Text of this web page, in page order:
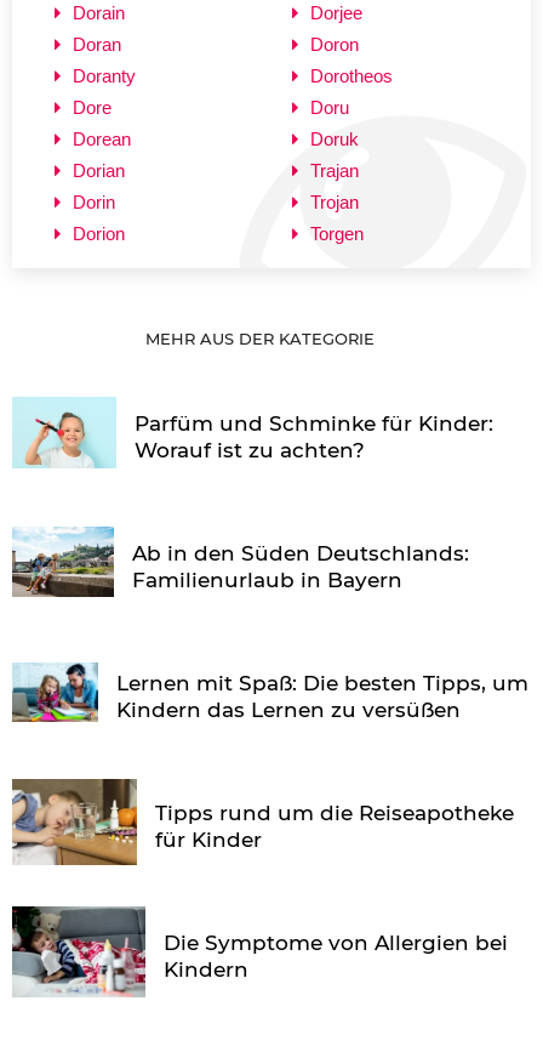
Dorain
Doran
Doranty
Dore
Dorean
Dorian
Dorin
Dorion
Dorjee
Doron
Dorotheos
Doru
Doruk
Trajan
Trojan
Torgen
MEHR AUS DER KATEGORIE
Parfüm und Schminke für Kinder:
Worauf ist zu achten?
Ab in den Süden Deutschlands:
Familienurlaub in Bayern
Lernen mit Spaß: Die besten Tipps, um
Kindern das Lernen zu versüßen
Tipps rund um die Reiseapotheke
für Kinder
Die Symptome von Allergien bei
Kindern